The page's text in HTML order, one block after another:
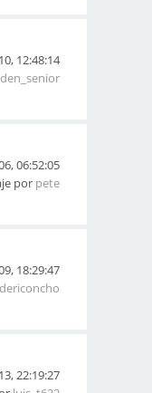
12:48:14
06:52:05
por pete
18:29:47
22:19:27